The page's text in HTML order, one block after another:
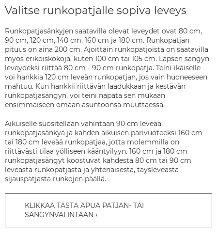
Valitse runkopatjalle sopiva leveys
Runkopatjasänkyjen saatavilla olevat leveydet ovat 80 cm,
90 cm, 120 cm, 140 cm, 160 cm ja 180 cm. Runkopatjan
pituus on aina 200 cm. Ajoittain runkopatjoista on saatavilla
myös erikoiskokoja, kuten 100 cm tai 105 cm. Lapsen sängyn
leveydeksi riittää 80 cm - 90 cm runkopatja. Teini-ikäiselle
voi hankkia 120 cm leveän runkopatjan, jos vain huoneeseen
mahtuu. Kun hankkii riittävän laadukkaan ja kestävän
runkopatjasängyn, voi teini napata sen mukaan
ensimmäiseen omaan asuntoonsa muuttaessa.
Aikuiselle suositellaan vähintään 90 cm leveää
runkopatjasänkyä ja kahden aikuisen parivuoteeksi 160 cm
tai 180 cm leveää runkopatjaa, jotta molemmilla on
riittävästi tilaa yölliseen kääntyilyyn. 160 cm ja 180 cm
runkopatjasängyt koostuvat kahdesta 80 cm tai 90 cm
leveästä runkopatjasta ja yhtenäisestä, täysleveästä
sijauspatjasta runkojen päällä.
KLIKKAA TÄSTÄ APUA PATJAN- TAI
SÄNGYNVALINTAAN